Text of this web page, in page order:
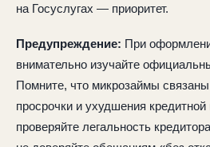
на Госуслугах — приоритет.
Предупреждение: При
внимательно изучайте
Помните, что микрозаймы
просрочки и ухудшения кредитной
проверяйте легальность